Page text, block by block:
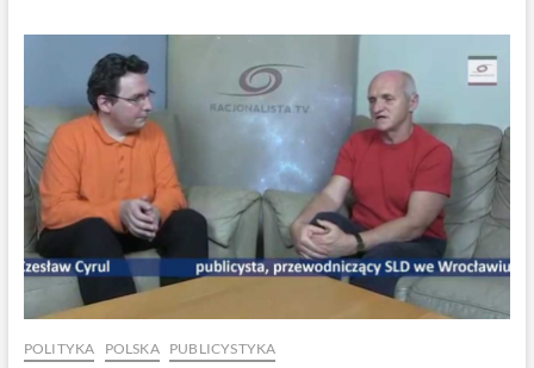
POLITYKA POLSKA PUBLICYSTYKA